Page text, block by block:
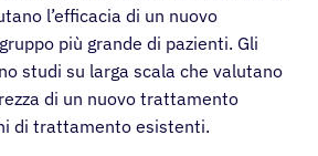
l’efficacia di un nuovo
più grande di pazienti. Gli
studi su larga scala che valutano
di un nuovo trattamento
di trattamento esistenti.